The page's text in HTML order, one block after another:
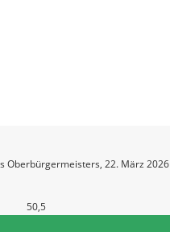
50,5
Oberbürgermeisters, 22. März 2026